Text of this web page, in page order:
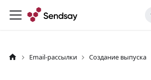
Email-рассылки Создание выпуска